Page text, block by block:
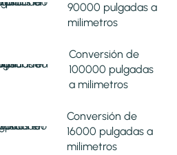
90000 pulgadas a
milimetros
Conversión de
100000 pulgadas
a milimetros
Conversión de
16000 pulgadas a
milimetros